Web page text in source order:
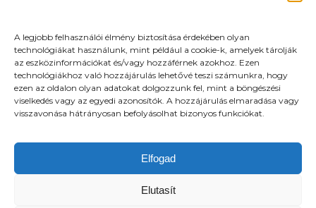
A legjobb felhasználói élmény biztosítása érdekében olyan
technológiákat használunk, mint például a cookie-k, amelyek tárolják
az eszközinformációkat és/vagy hozzáférnek azokhoz. Ezen
technológiákhoz való hozzájárulás lehetővé teszi számunkra, hogy
ezen az oldalon olyan adatokat dolgozzunk fel, mint a böngészési
viselkedés vagy az egyedi azonosítók. A hozzájárulás elmaradása vagy
visszavonása hátrányosan befolyásolhat bizonyos funkciókat.
Elfogad
Elutasít